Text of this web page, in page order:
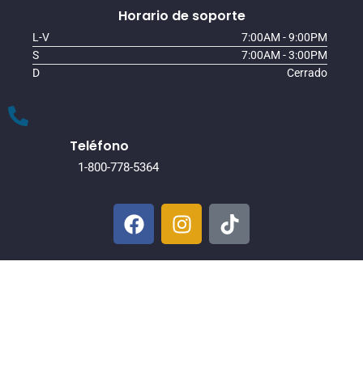
Horario de soporte
L-V
7:00AM - 9:00PM
S
7:00AM - 3:00PM
D
Cerrado
Teléfono
1-800-778-5364